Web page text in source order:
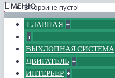
В корзине пусто!
МЕНЮ
ГЛАВНАЯ +
+
ВЫХЛОПНАЯ СИСТЕМА
ДВИГАТЕЛЬ +
ИНТЕРЬЕР +